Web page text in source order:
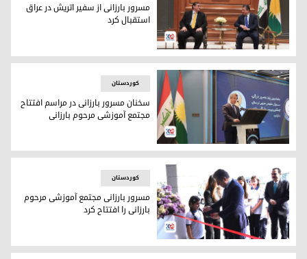
مسرور بارزانی، نخست‌وزیر اقلیم کوردستان و اندریا ناسی،
مسرور بارزانی از سفیر اتریش در عراق
استقبال کرد
مسرور بارزانی، نخست‌وزیر اقلیم کوردستان
کوردستان
سخنان مسرور بارزانی در مراسم افتتاح
مجتمع آموزشی مرحوم بارزانی
مسرور بارزانی مجتمع آموزشی مرحوم بارزانی را افتتاح کرد
کوردستان
مسرور بارزانی مجتمع آموزشی مرحوم
بارزانی را افتتاح کرد